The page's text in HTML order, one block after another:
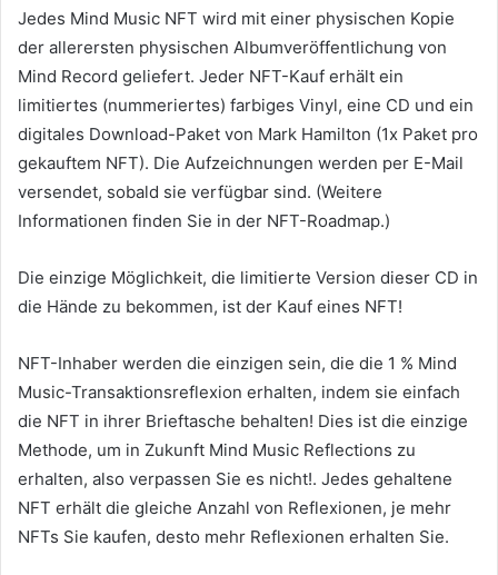
Jedes Mind Music NFT wird mit einer physischen Kopie
der allerersten physischen Albumveröffentlichung von
Mind Record geliefert. Jeder NFT-Kauf erhält ein
limitiertes (nummeriertes) farbiges Vinyl, eine CD und ein
digitales Download-Paket von Mark Hamilton (1x Paket pro
gekauftem NFT). Die Aufzeichnungen werden per E-Mail
versendet, sobald sie verfügbar sind. (Weitere
Informationen finden Sie in der NFT-Roadmap.)
Die einzige Möglichkeit, die limitierte Version dieser CD in
die Hände zu bekommen, ist der Kauf eines NFT!
NFT-Inhaber werden die einzigen sein, die die 1 % Mind
Music-Transaktionsreflexion erhalten, indem sie einfach
die NFT in ihrer Brieftasche behalten! Dies ist die einzige
Methode, um in Zukunft Mind Music Reflections zu
erhalten, also verpassen Sie es nicht!. Jedes gehaltene
NFT erhält die gleiche Anzahl von Reflexionen, je mehr
NFTs Sie kaufen, desto mehr Reflexionen erhalten Sie.